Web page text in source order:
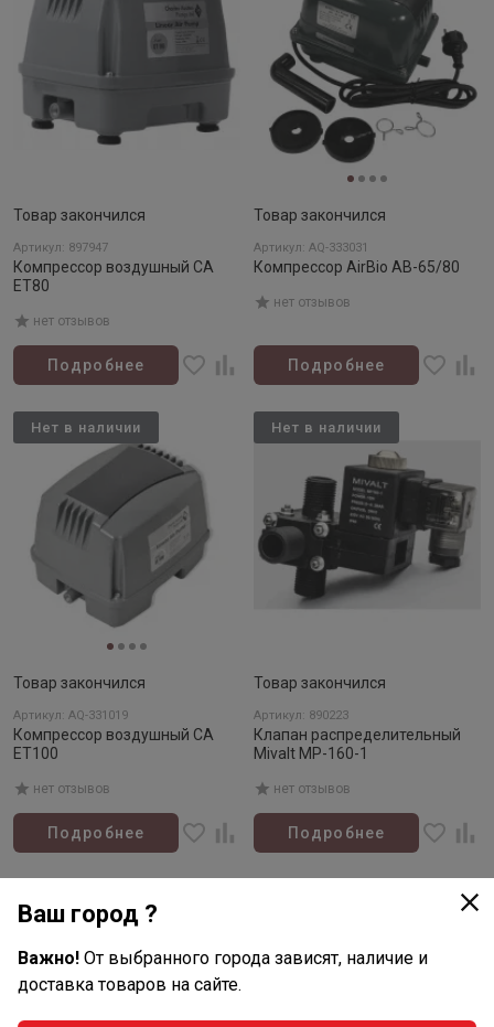
Товар закончился
Артикул: 897947
Компрессор воздушный CA
ET80
нет отзывов
Подробнее
Товар закончился
Артикул: AQ-333031
Компрессор AirBio AB-65/80
нет отзывов
Подробнее
Товар закончился
Артикул: AQ-331019
Компрессор воздушный CA
ET100
нет отзывов
Подробнее
Нет в наличии
Товар закончился
Артикул: 890223
Клапан распределительный
Mivalt MP-160-1
нет отзывов
Подробнее
Нет в наличии
Ваш город ?
Важно! От выбранного города зависят, наличие и
доставка товаров на сайте.